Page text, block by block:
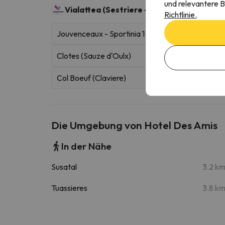
Vialattea (Sestriere - Sauze d'Oulx) 400
Jouvenceaux - Sportinia 1
Clotes (Sauze d'Oulx)
Col Boeuf (Claviere)
Die Umgebung von Hotel Des Amis
In der Nähe
Susatal 3.2 km
Tuassieres 3.8 km
und relevantere
Richtlinie.